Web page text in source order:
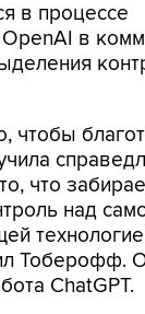
в процессе
в
чтобы
что
над
Тоберофф.
ChatGPT.